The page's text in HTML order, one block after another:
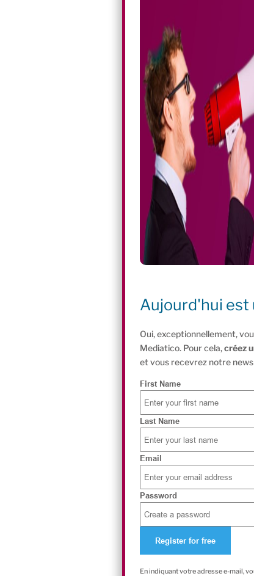
Aujourd'hui est
Oui, exceptionnellement,
Mediatico. Pour cela,créez
et vous recevrez notre
First Name
Last Name
Email
Password
En indiquant votre adresse e-mail,